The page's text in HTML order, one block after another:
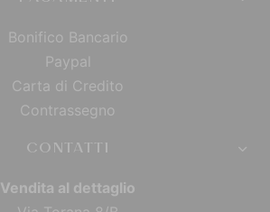
Bonifico Bancario
Paypal
Carta di Credito
Contrassegno
CONTATTI
Vendita al dettaglio